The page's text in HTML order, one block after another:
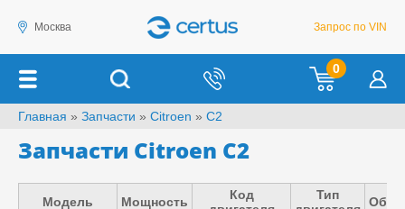
Москва Запрос по VIN
0
Главная » Запчасти » Citroen » C2
Запчасти Citroen C2
Модель Мощность
Код
Тип